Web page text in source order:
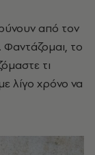
από τον
το
τι
λίγο χρόνο να